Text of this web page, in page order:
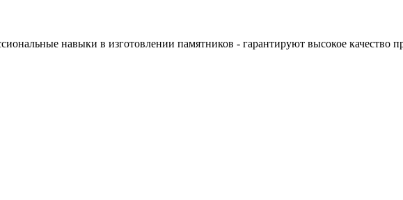
навыки в изготовлении памятников - гарантируют высокое качество